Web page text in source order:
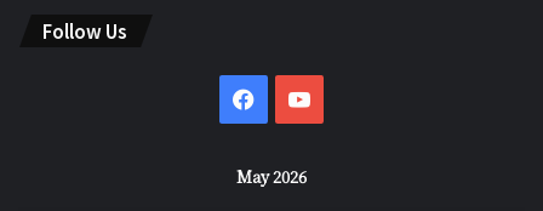
Follow Us
Facebook
May 2026